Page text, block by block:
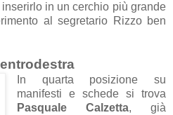
in un cerchio più grande
al segretario Rizzo ben
In quarta posizione su
manifesti e schede si trova
Pasquale Calzetta, già